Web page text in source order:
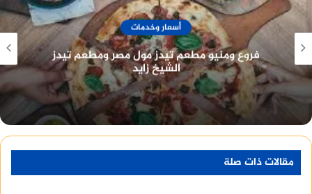
طريقة التقديم للتجنيد
يوضحالأولالخطوات المتبعة عند التقديم للتجنيد
وهي كالاتي :
عند التقديم للتجنيد، يقوم الشاب بتقديم الأوراق
المطلوبة إلى مكتب التجنيد التابع لمحل إقامته، ثم
يتم توقيع الكشف الطبي عليه، وبعد ذلك يتم تحديد
موعد للكشف النفسي.
أسعار وخدمات
فروع ومنيو مطعم بوتشرز برجر
مقالات ذات صلة